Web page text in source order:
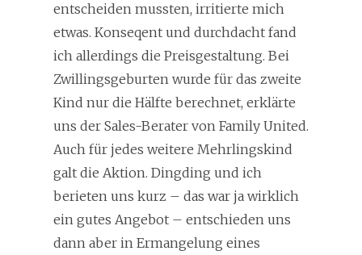
entscheiden mussten, irritierte mich
etwas. Konseqent und durchdacht fand
ich allerdings die Preisgestaltung. Bei
Zwillingsgeburten wurde für das zweite
Kind nur die Hälfte berechnet, erklärte
uns der Sales-Berater von Family United.
Auch für jedes weitere Mehrlingskind
galt die Aktion. Dingding und ich
berieten uns kurz – das war ja wirklich
ein gutes Angebot – entschieden uns
dann aber in Ermangelung eines